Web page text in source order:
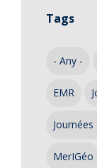
Tags
- Any -
EMR
Journées
MerIGéo